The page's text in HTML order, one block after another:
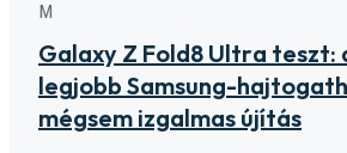
M
Galaxy Z Fold8 Ultra teszt:
legjobb Samsung-
mégsem izgalmas újítás